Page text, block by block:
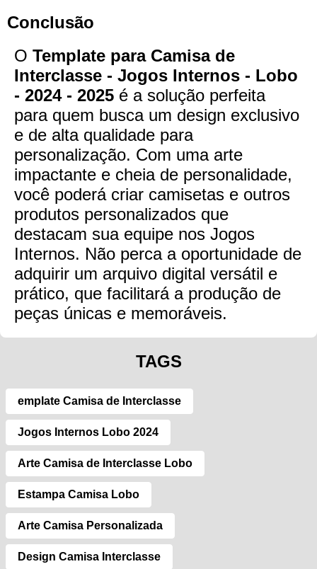
Conclusão
O Template para Camisa de
Interclasse - Jogos Internos - Lobo
- 2024 - 2025 é a solução perfeita
para quem busca um design exclusivo
e de alta qualidade para
personalização. Com uma arte
impactante e cheia de personalidade,
você poderá criar camisetas e outros
produtos personalizados que
destacam sua equipe nos Jogos
Internos. Não perca a oportunidade de
adquirir um arquivo digital versátil e
prático, que facilitará a produção de
peças únicas e memoráveis.
TAGS
emplate Camisa de Interclasse
Jogos Internos Lobo 2024
Arte Camisa de Interclasse Lobo
Estampa Camisa Lobo
Arte Camisa Personalizada
Design Camisa Interclasse